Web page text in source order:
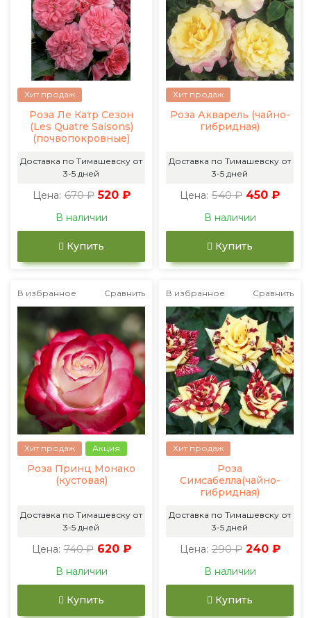
Хит продаж
Роза Ле Катр Сезон
(Les Quatre Saisons)
(почвопокровные)
Доставка по Тимашевску от
3-5 дней
Цена: 670 ₽ 520 ₽
В наличии
Купить
Хит продаж
Роза Акварель (чайно-
гибридная)
Доставка по Тимашевску от
3-5 дней
Цена: 540 ₽ 450 ₽
В наличии
Купить
В избранное Сравнить
Хит продаж Акция
Роза Принц Монако
(кустовая)
Доставка по Тимашевску от
3-5 дней
Цена: 740 ₽ 620 ₽
В наличии
Купить
В избранное Сравнить
Хит продаж
Роза
Симсабелла(чайно-
гибридная)
Доставка по Тимашевску от
3-5 дней
Цена: 290 ₽ 240 ₽
В наличии
Купить